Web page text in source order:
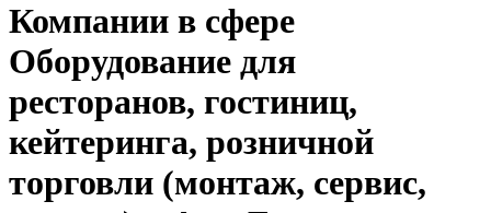
Компании в сфере
Оборудование для
ресторанов, гостиниц,
кейтеринга, розничной
торговли (монтаж, сервис,